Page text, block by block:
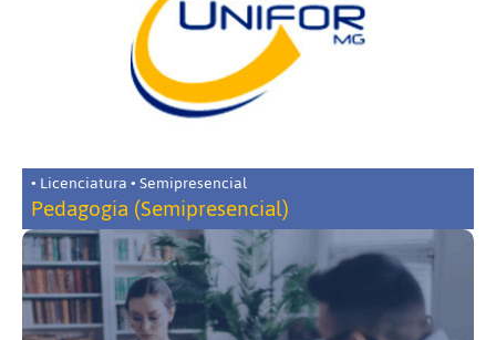
• Licenciatura • Semipresencial
Pedagogia (Semipresencial)